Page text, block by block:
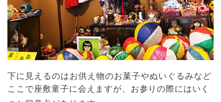
下に見えるのはお供え物のお菓子やぬいぐるみなど
ここで座敷童子に会えますが、お参りの際にはいく